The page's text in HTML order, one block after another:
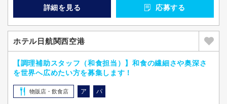
詳細を見る 応募する
ホテル日航関西空港
【調理補助スタッフ（和食担当）】和食の繊細さや奥深さ
を世界へ広めたい方を募集します！
物販店・飲食店 ア パ